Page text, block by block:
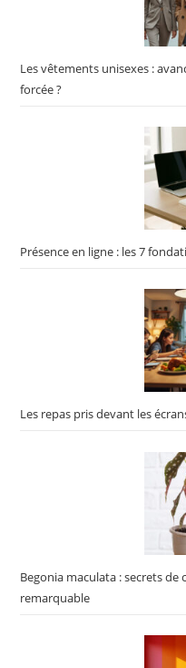
Les vêtements unisexes :
forcée ?
Présence en ligne : les 7
Les repas pris devant les
Begonia maculata : secrets de
remarquable